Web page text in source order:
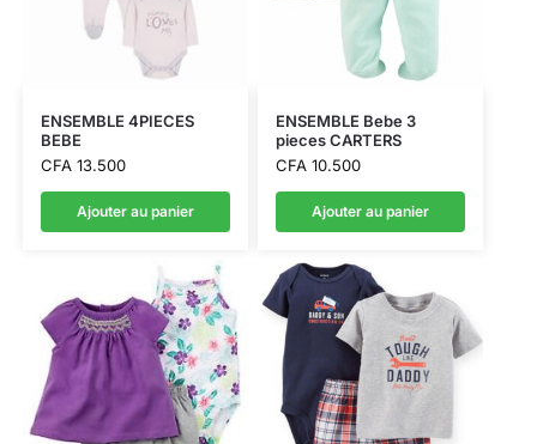
ENSEMBLE 4PIECES
BEBE
CFA13.500
Ajouter au panier
ENSEMBLE Bebe 3
pieces CARTERS
CFA10.500
Ajouter au panier